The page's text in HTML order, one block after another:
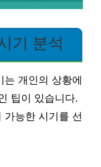
기 분석
는 개인의 상황에
팁이 있습니다.
가능한 시기를 선